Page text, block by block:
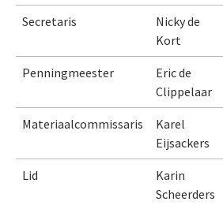
Secretaris
Nicky de
Kort
Penningmeester
Eric de
Clippelaar
Materiaalcommissaris
Karel
Eijsackers
Lid
Karin
Scheerders